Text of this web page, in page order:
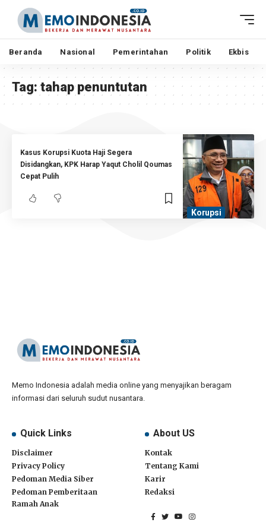
Beranda Nasional Pemerintahan Politik Ekbis
Tag:tahap penuntutan
Korupsi
Kasus Korupsi Kuota Haji Segera
Disidangkan, KPK Harap Yaqut Cholil Qoumas
Cepat Pulih
Memo Indonesia adalah media online yang menyajikan beragam
informasi dari seluruh sudut nusantara.
Quick Links
Disclaimer
Privacy Policy
Pedoman Media Siber
Pedoman Pemberitaan
Ramah Anak
About US
Kontak
Tentang Kami
Karir
Redaksi